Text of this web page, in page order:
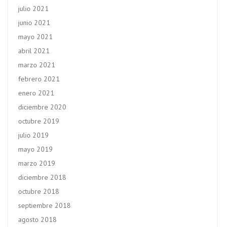
julio 2021
junio 2021
mayo 2021
abril 2021
marzo 2021
febrero 2021
enero 2021
diciembre 2020
octubre 2019
julio 2019
mayo 2019
marzo 2019
diciembre 2018
octubre 2018
septiembre 2018
agosto 2018